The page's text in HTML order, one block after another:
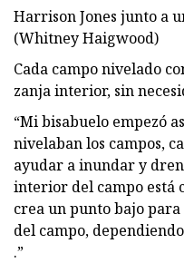
Harrison Jones junto a
(Whitney Haigwood)
Cada campo nivelado
zanja interior, sin
“Mi bisabuelo empezó
nivelaban los campos,
ayudar a inundar y
interior del campo está
crea un punto bajo
del campo,
.”